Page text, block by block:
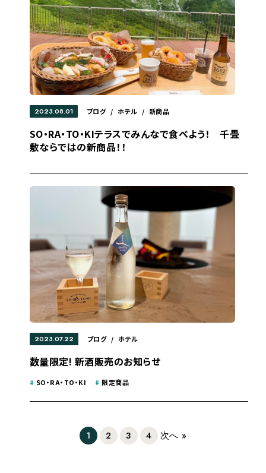
2023.08.01 ブログ / ホテル / 新商品
SO・RA・TO・KIテラスでみんなで食べよう！ 千畳
敷ならではの新商品！！
2023.07.22 ブログ / ホテル
数量限定! 新酒販売のお知らせ
# SO・RA・TO・KI #限定商品
1 2 3 4 次へ »